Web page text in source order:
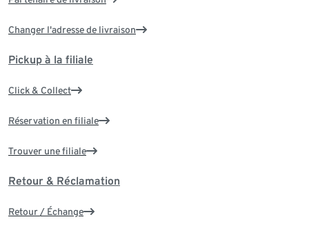
Changer l'adresse de livraison
Pickup à la filiale
Click & Collect
Réservation en filiale
Trouver une filiale
Retour & Réclamation
Retour / Échange